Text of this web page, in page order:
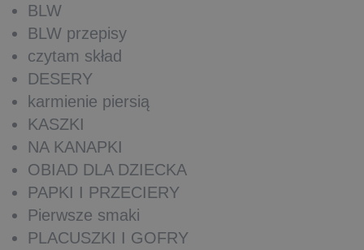
BLW
BLW przepisy
czytam skład
DESERY
karmienie piersią
KASZKI
NA KANAPKI
OBIAD DLA DZIECKA
PAPKI I PRZECIERY
Pierwsze smaki
PLACUSZKI I GOFRY